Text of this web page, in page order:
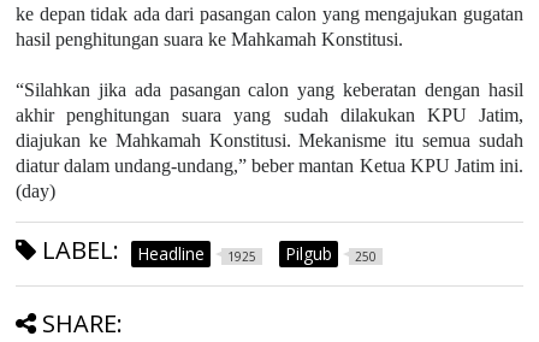
ke depan tidak ada dari pasangan calon yang mengajukan gugatan
hasil penghitungan suara ke Mahkamah Konstitusi.
“Silahkan jika ada pasangan calon yang keberatan dengan hasil
akhir penghitungan suara yang sudah dilakukan KPU Jatim,
diajukan ke Mahkamah Konstitusi. Mekanisme itu semua sudah
diatur dalam undang-undang,” beber mantan Ketua KPU Jatim ini.
(day)
LABEL: Headline 1925 Pilgub 250
SHARE: